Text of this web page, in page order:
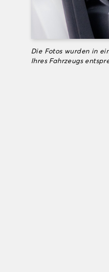
Die Fotos wurden in
Ihres Fahrzeugs